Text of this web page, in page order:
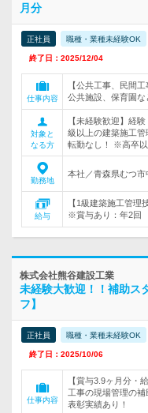
月分
正社員 職種・業種未経験OK
終了日：2025/12/04
仕事内容
【公共工事、民間
公共施設、保育園
対象と
なる方
【未経験歓迎】経
級以上の建築施工
転勤なし！ ※高卒
勤務地
本社／青森県むつ
給与
【1級建築施工管理
※賞与あり：年2回
株式会社熊谷建設工業
未経験大歓迎！！補助ス
フ】
正社員 職種・業種未経験OK
終了日：2025/10/06
仕事内容
【賞与3.9ヶ月分・
工事の現場管理の
表彰実績あり！